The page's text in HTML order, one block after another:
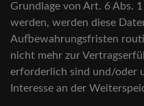
Grundlage von Art. 6 Abs.
werden, werden diese
Aufbewahrungsfristen
nicht mehr zur
erforderlich sind und/oder
Interesse an der